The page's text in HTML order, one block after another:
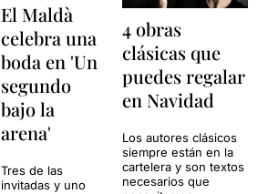
El Maldà
celebra una
boda en 'Un
segundo
bajo la
arena'
Tres de las
invitadas y uno
4 obras
clásicas que
puedes regalar
en Navidad
Los autores clásicos
siempre están en la
cartelera y son textos
necesarios que